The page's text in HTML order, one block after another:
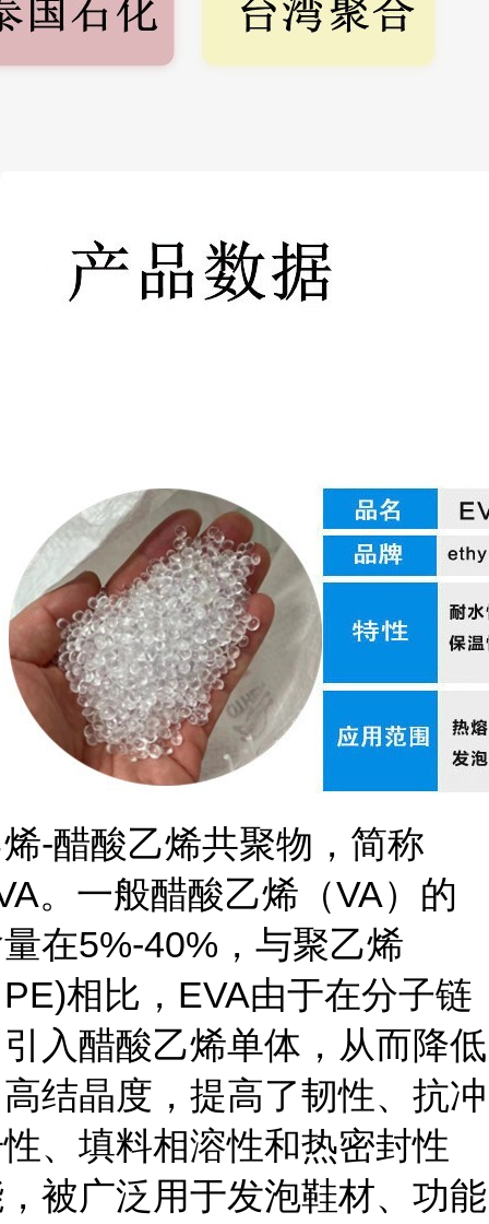
-醋酸乙烯共聚物，简称
。一般醋酸乙烯（VA）的
在5%-40%，与聚乙烯
相比，EVA由于在分子链
入醋酸乙烯单体，从而降低
结晶度，提高了韧性、抗冲
、填料相溶性和热密封性
被广泛用于发泡鞋材、功能